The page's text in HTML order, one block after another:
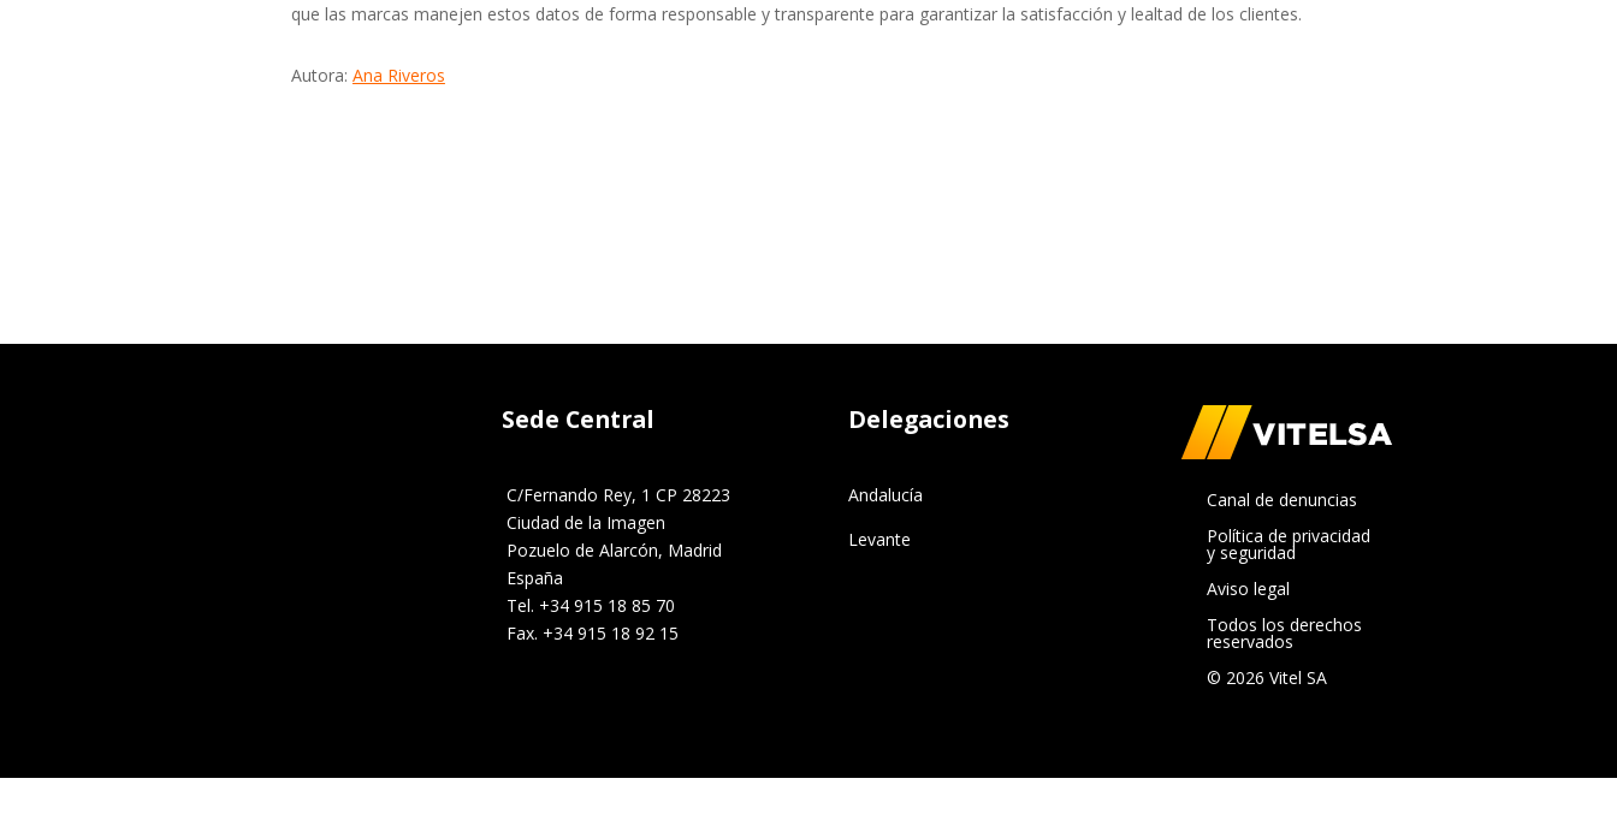
que las marcas manejen estos datos de forma responsable y transparente para garantizar la satisfacción y lealtad de los clientes.
Autora: Ana Riveros
Sede Central
C/Fernando Rey, 1 CP 28223
Ciudad de la Imagen
Pozuelo de Alarcón, Madrid
España
Tel. +34 915 18 85 70
Fax. +34 915 18 92 15
Delegaciones
Andalucía
Levante
Canal de denuncias
Política de privacidad
y seguridad
Aviso legal
Todos los derechos
reservados
© 2026 Vitel SA